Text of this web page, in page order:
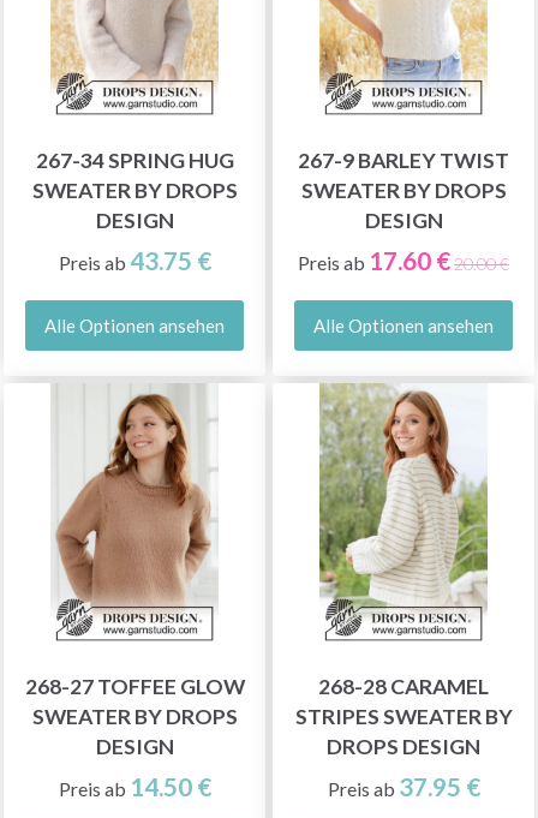
267-34 SPRING HUG
SWEATER BY DROPS
DESIGN
Preis ab 43.75 €
Alle Optionen ansehen
267-9 BARLEY TWIST
SWEATER BY DROPS
DESIGN
Preis ab 17.60 €20.00 €
Alle Optionen ansehen
268-27 TOFFEE GLOW
SWEATER BY DROPS
DESIGN
Preis ab 14.50 €
268-28 CARAMEL
STRIPES SWEATER BY
DROPS DESIGN
Preis ab 37.95 €